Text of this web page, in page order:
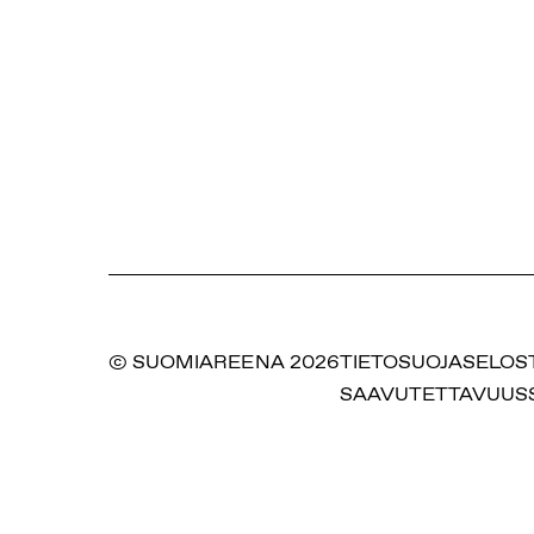
© SUOMIAREENA 2026